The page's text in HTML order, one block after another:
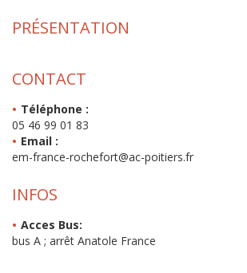
PRÉSENTATION
CONTACT
Téléphone :
05 46 99 01 83
Email :
em-france-rochefort@ac-poitiers.fr
INFOS
Acces Bus:
bus A ; arrêt Anatole France